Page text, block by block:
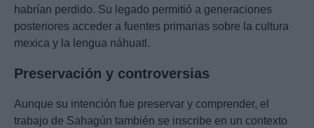
habrían perdido. Su legado permitió a generaciones
posteriores acceder a fuentes primarias sobre la cultura
mexica y la lengua náhuatl.
Preservación y controversias
Aunque su intención fue preservar y comprender, el
trabajo de Sahagún también se inscribe en un contexto